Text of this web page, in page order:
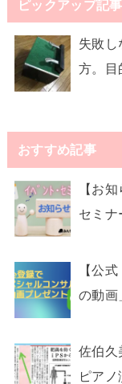
ピックアップ記事
失敗し
方。目
おすすめ記事
【お
セミナ
【公
の動
佐伯久
ピア